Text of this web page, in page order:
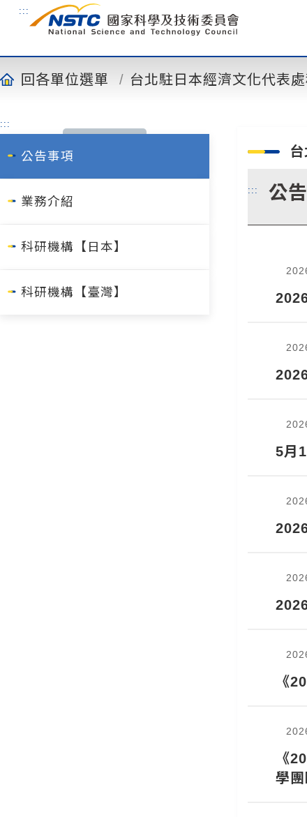
內
容
:::
回各單位選單 台北駐日本經濟文化代表處
:::
公告事項
業務介紹
科研機構【日本】
科研機構【臺灣】
::: 公
5月
《
《
學團